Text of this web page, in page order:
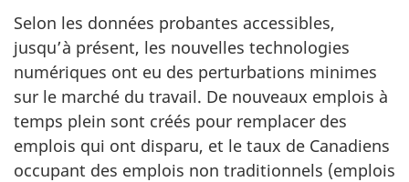
Selon les données probantes accessibles,
jusqu’à présent, les nouvelles technologies
numériques ont eu des perturbations minimes
sur le marché du travail. De nouveaux emplois à
temps plein sont créés pour remplacer des
emplois qui ont disparu, et le taux de Canadiens
occupant des emplois non traditionnels (emplois